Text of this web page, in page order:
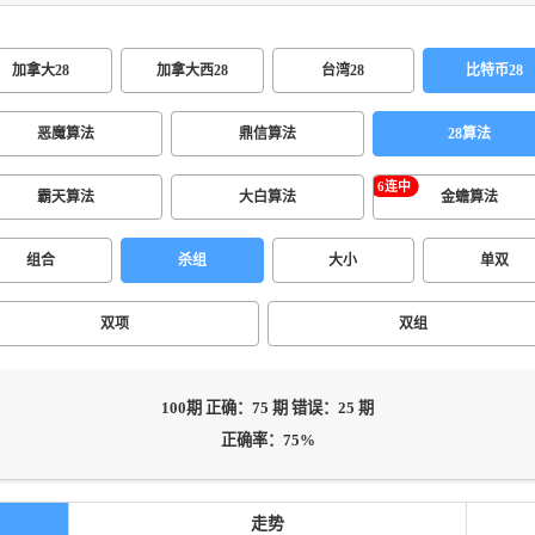
加拿大28 加拿大西28 台湾28 比特币28
恶魔算法 鼎信算法 28算法
霸天算法 大白算法 金蟾算法
组合 杀组 大小 单双
双项 双组
100期 正确：75 期 错误：25 期
正确率：75%
走势